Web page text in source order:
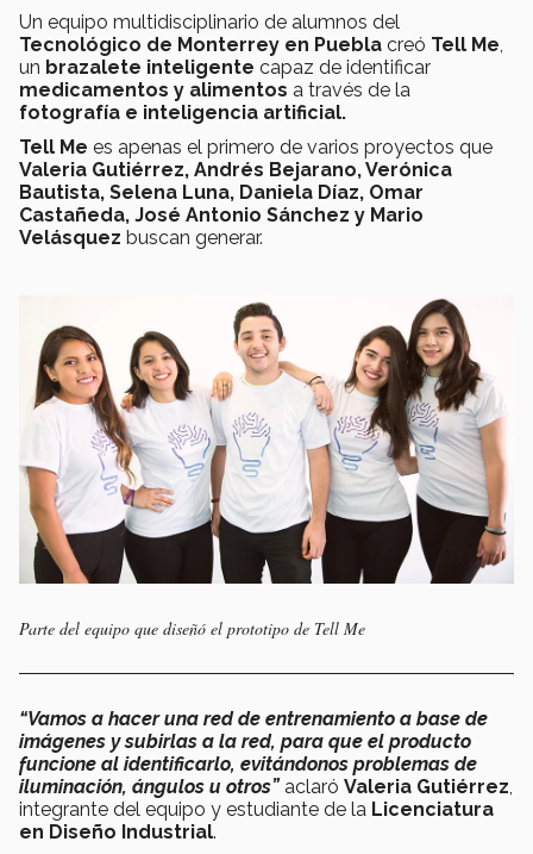
Un equipo multidisciplinario de alumnos del
Tecnológico de Monterrey en Puebla creó Tell Me
un brazalete inteligente capaz de identificar
medicamentos y alimentos a través de la
fotografía e inteligencia artificial.
Tell Me es apenas el primero de varios proyectos que
Valeria Gutiérrez, Andrés Bejarano, Verónica
Bautista, Selena Luna, Daniela Díaz, Omar
Castañeda, José Antonio Sánchez y Mario
Velásquez buscan generar.
Parte del equipo que diseñó el prototipo de Tell Me
“Vamos a hacer una red de entrenamiento a base de
imágenes y subirlas a la red, para que el producto
funcione al identificarlo, evitándonos problemas de
iluminación, ángulos u otros” aclaró Valeria Gutiérrez,
integrante del equipo y estudiante de la Licenciatura
en Diseño Industrial.